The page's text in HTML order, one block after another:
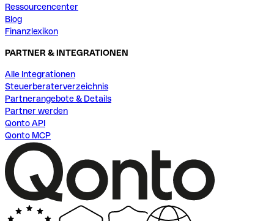
Ressourcencenter
Blog
Finanzlexikon
PARTNER & INTEGRATIONEN
Alle Integrationen
Steuerberaterverzeichnis
Partnerangebote & Details
Partner werden
Qonto API
Qonto MCP